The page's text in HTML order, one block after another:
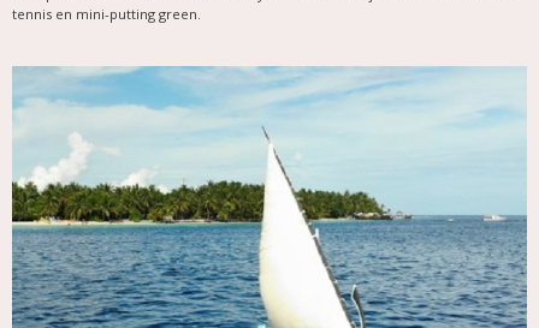
tennis en mini-putting green.